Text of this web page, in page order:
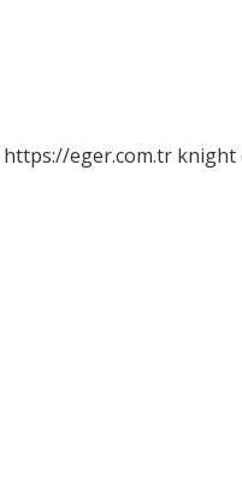
https://eger.com.tr knight